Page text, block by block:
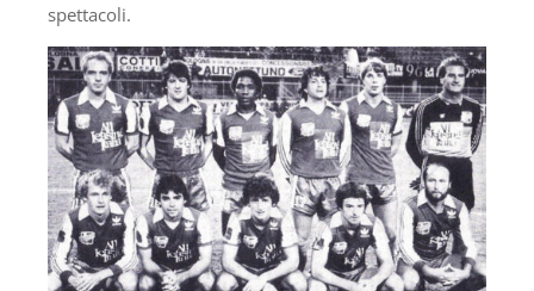
spettacoli.